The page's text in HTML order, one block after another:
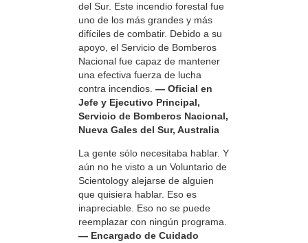
del Sur. Este incendio forestal fue
uno de los más grandes y más
difíciles de combatir. Debido a su
apoyo, el Servicio de Bomberos
Nacional fue capaz de mantener
una efectiva fuerza de lucha
contra incendios. — Oficial en
Jefe y Ejecutivo Principal,
Servicio de Bomberos Nacional,
Nueva Gales del Sur, Australia
La gente sólo necesitaba hablar. Y
aún no he visto a un Voluntario de
Scientology alejarse de alguien
que quisiera hablar. Eso es
inapreciable. Eso no se puede
reemplazar con ningún programa.
— Encargado de Cuidado